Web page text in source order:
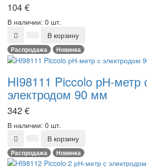
104€
В наличии: 0 шт.
В корзину
Распродажа Новинка
HI98111 Piccolo рН-метр
электродом 90 мм
342€
В наличии: 0 шт.
В корзину
Распродажа Новинка